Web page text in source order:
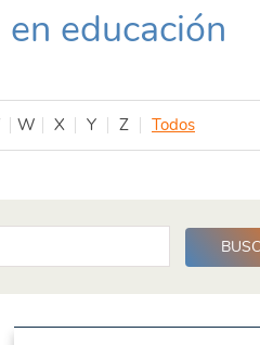
educación
W X Y Z Todos